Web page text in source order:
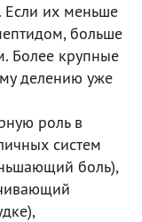
Если их меньше
больше
Более крупные
делению уже
роль в
систем
боль),